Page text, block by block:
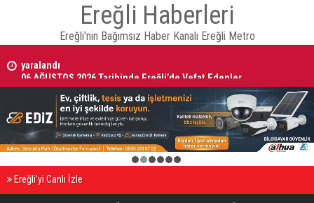
Ereğli Haberleri
Ereğli'nin Bağımsız Haber Kanalı Ereğli Metro
06 AĞUSTOS 2026 Tarihinde Ereğli’de Vefat Edenler
2 3 4 5 6
Ereğli’yi Canlı İzle